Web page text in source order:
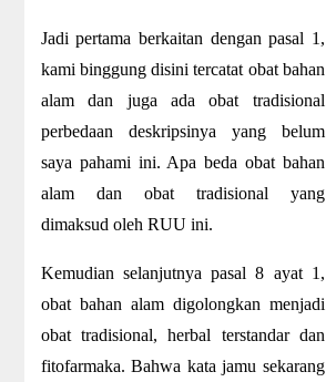
Jadi pertama berkaitan dengan pasal 1,
kami binggung disini tercatat obat bahan
alam dan juga ada obat tradisional
perbedaan deskripsinya yang belum
saya pahami ini. Apa beda obat bahan
alam dan obat tradisional yang
dimaksud oleh RUU ini.
Kemudian selanjutnya pasal 8 ayat 1,
obat bahan alam digolongkan menjadi
obat tradisional, herbal terstandar dan
fitofarmaka. Bahwa kata jamu sekarang